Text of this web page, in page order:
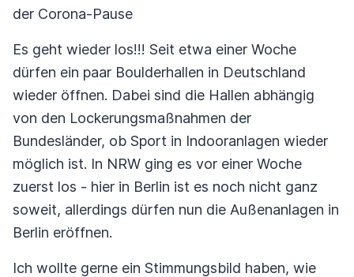
der Corona-Pause
Es geht wieder los!!! Seit etwa einer Woche
dürfen ein paar Boulderhallen in Deutschland
wieder öffnen. Dabei sind die Hallen abhängig
von den Lockerungsmaßnahmen der
Bundesländer, ob Sport in Indooranlagen wieder
möglich ist. In NRW ging es vor einer Woche
zuerst los - hier in Berlin ist es noch nicht ganz
soweit, allerdings dürfen nun die Außenanlagen in
Berlin eröffnen.
Ich wollte gerne ein Stimmungsbild haben, wie